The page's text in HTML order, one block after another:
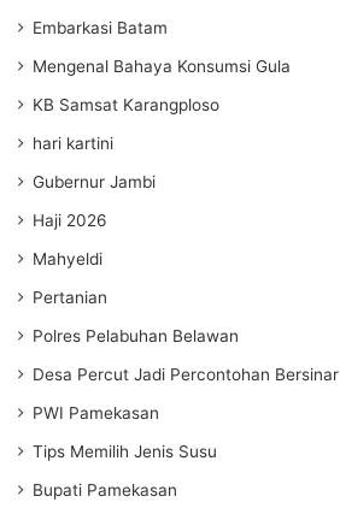
Embarkasi Batam
Mengenal Bahaya Konsumsi Gula
KB Samsat Karangploso
hari kartini
Gubernur Jambi
Haji 2026
Mahyeldi
Pertanian
Polres Pelabuhan Belawan
Desa Percut Jadi Percontohan Bersinar
PWI Pamekasan
Tips Memilih Jenis Susu
Bupati Pamekasan